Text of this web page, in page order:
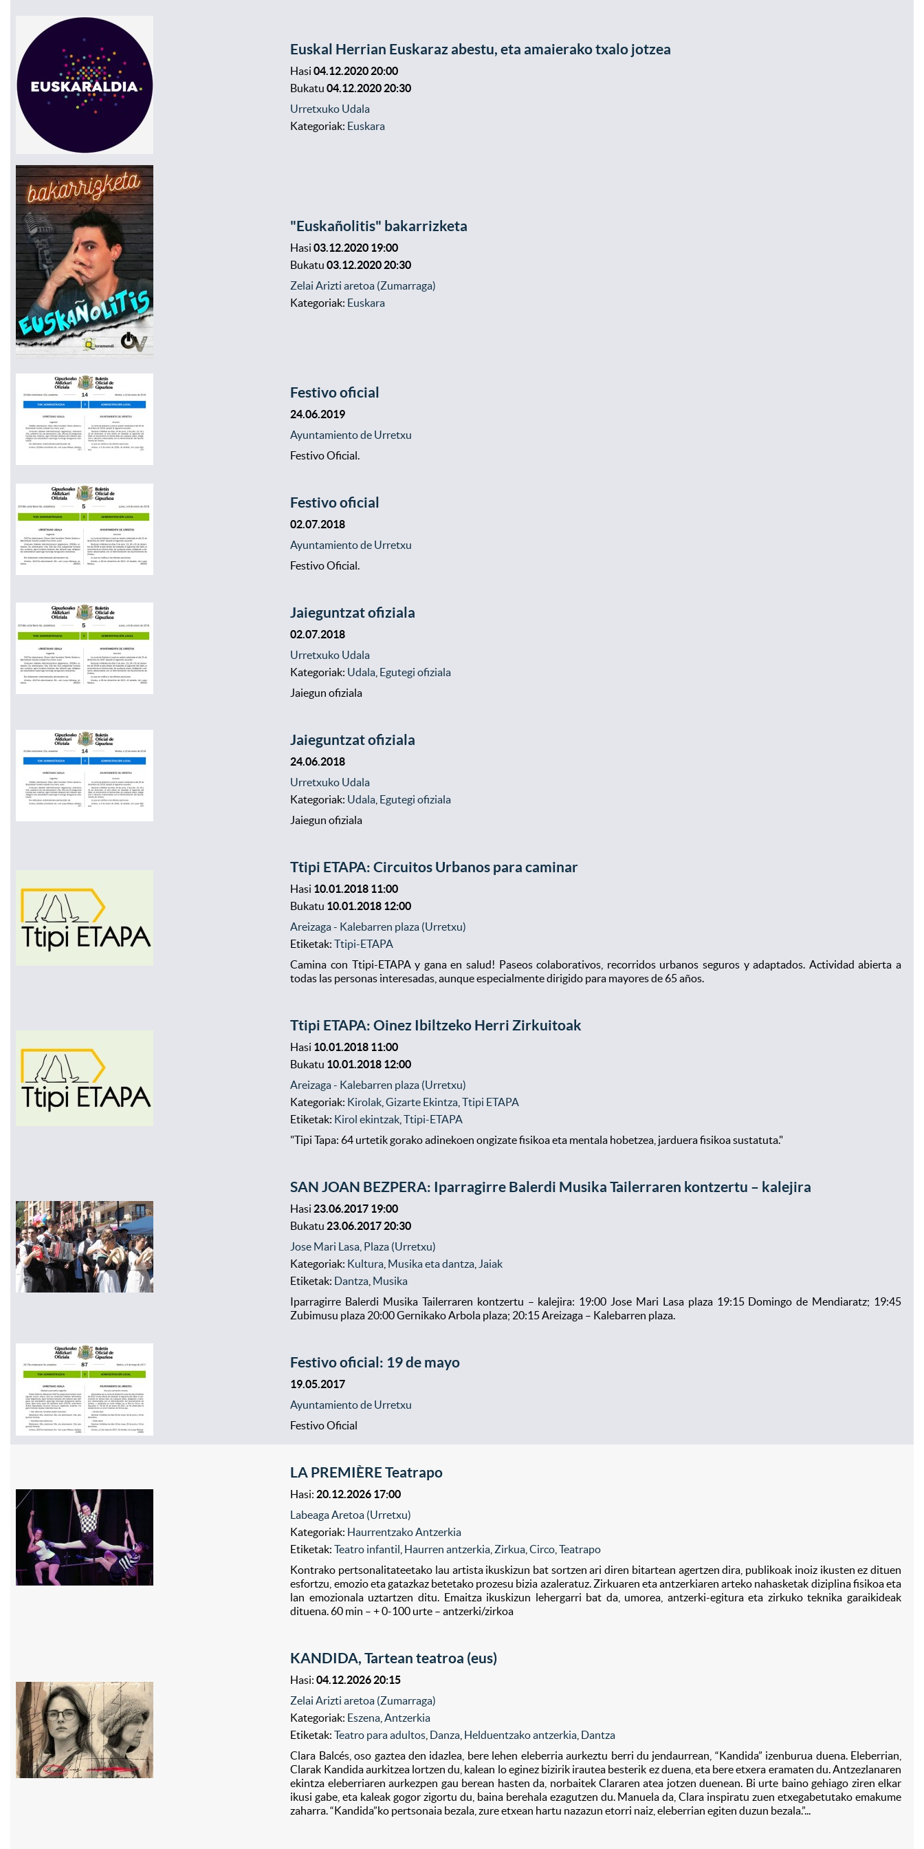
Euskal Herrian Euskaraz abestu, eta amaierako txalo jotzea
Hasi04.12.2020 20:00
Bukatu04.12.2020 20:30
Urretxuko Udala
Kategoriak: Euskara
"Euskañolitis" bakarrizketa
Hasi03.12.2020 19:00
Bukatu03.12.2020 20:30
Zelai Arizti aretoa (Zumarraga)
Kategoriak: Euskara
Festivo oficial
24.06.2019
Ayuntamiento de Urretxu
Festivo Oficial.
Festivo oficial
02.07.2018
Ayuntamiento de Urretxu
Festivo Oficial.
Jaieguntzat ofiziala
02.07.2018
Urretxuko Udala
Kategoriak: Udala Egutegi ofiziala
Jaiegun ofiziala
Jaieguntzat ofiziala
24.06.2018
Urretxuko Udala
Kategoriak: Udala Egutegi ofiziala
Jaiegun ofiziala
Ttipi ETAPA: Circuitos Urbanos para caminar
Hasi 10.01.2018 11:00
Bukatu 10.01.2018 12:00
Areizaga - Kalebarren plaza (Urretxu)
Etiketak:Ttipi-ETAPA
Camina con Ttipi-ETAPA y gana en salud! Paseos colaborativos, recorridos urbanos seguros y adaptados. Actividad abierta a
todas las personas interesadas, aunque especialmente dirigido para mayores de 65 años.
Ttipi ETAPA: Oinez Ibiltzeko Herri Zirkuitoak
Hasi 10.01.2018 11:00
Bukatu 10.01.2018 12:00
Areizaga - Kalebarren plaza (Urretxu)
Kategoriak: Kirolak ,Gizarte Ekintza ,Ttipi ETAPA
Etiketak: Kirol ekintzak ,Ttipi-ETAPA
"Tipi Tapa: 64 urtetik gorako adinekoen ongizate fisikoa eta mentala hobetzea, jarduera fisikoa sustatuta."
SAN JOAN BEZPERA: Iparragirre Balerdi Musika Tailerraren kontzertu – kalejira
Hasi 23.06.2017 19:00
Bukatu 23.06.2017 20:30
Jose Mari Lasa, Plaza (Urretxu)
Kategoriak: Kultura Musika eta dantza Jaiak
Etiketak: Dantza Musika
Iparragirre Balerdi Musika Tailerraren kontzertu – kalejira: 19:00 Jose Mari Lasa plaza 19:15 Domingo de Mendiaratz; 19:45
Zubimusu plaza 20:00 Gernikako Arbola plaza; 20:15 Areizaga – Kalebarren plaza.
Festivo oficial: 19 de mayo
19.05.2017
Ayuntamiento de Urretxu
Festivo Oficial
LA PREMIÈRE Teatrapo
Hasi: 20.12.2026 17:00
Labeaga Aretoa (Urretxu)
Kategoriak: Haurrentzako Antzerkia
Etiketak:Teatro infantil Haurren antzerkia Zirkua ,Circo ,Teatrapo
Kontrako pertsonalitateetako lau artista ikuskizun bat sortzen ari diren bitartean agertzen dira, publikoak inoiz ikusten ez dituen
esfortzu, emozio eta gatazkaz betetako prozesu bizia azaleratuz. Zirkuaren eta antzerkiaren arteko nahasketak diziplina fisikoa eta
lan emozionala uztartzen ditu. Emaitza ikuskizun lehergarri bat da, umorea, antzerki-egitura eta zirkuko teknika garaikideak
dituena. 60 min – + 0-100 urte – antzerki/zirkoa
KANDIDA, Tartean teatroa (eus)
Hasi:04.12.2026 20:15
Zelai Arizti aretoa (Zumarraga)
Kategoriak: Eszena ,Antzerkia
Etiketak:Teatro para adultos Danza Helduentzako antzerkia Dantza
Clara Balcés, oso gaztea den idazlea, bere lehen eleberria aurkeztu berri du jendaurrean, “Kandida” izenburua duena. Eleberrian,
Clarak Kandida aurkitzea lortzen du, kalean lo eginez bizirik irautea besterik ez duena, eta bere etxera eramaten du. Antzezlanaren
ekintza eleberriaren aurkezpen gau berean hasten da, norbaitek Clararen atea jotzen duenean. Bi urte baino gehiago ziren elkar
ikusi gabe, eta kaleak gogor zigortu du, baina berehala ezagutzen du. Manuela da, Clara inspiratu zuen etxegabetutako emakume
zaharra. “Kandida”ko pertsonaia bezala, zure etxean hartu nazazun etorri naiz, eleberrian egiten duzun bezala.”...